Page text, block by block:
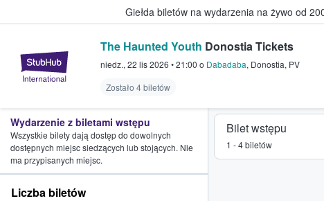
Giełda biletów na wydarzenia na żywo od
StubHub — miejsce, w którym
The Haunted Youth Donostia Tickets
niedz., 22 lis 2026 •21:00 o Dabadaba, Donostia, PV
Zostało 4 biletów
Bilet wstępu
1 - 4 biletów
Wydarzenie z biletami wstępu
Wszystkie bilety dają dostęp do dowolnych
dostępnych miejsc siedzących lub stojących. Nie
ma przypisanych miejsc.
Liczba biletów